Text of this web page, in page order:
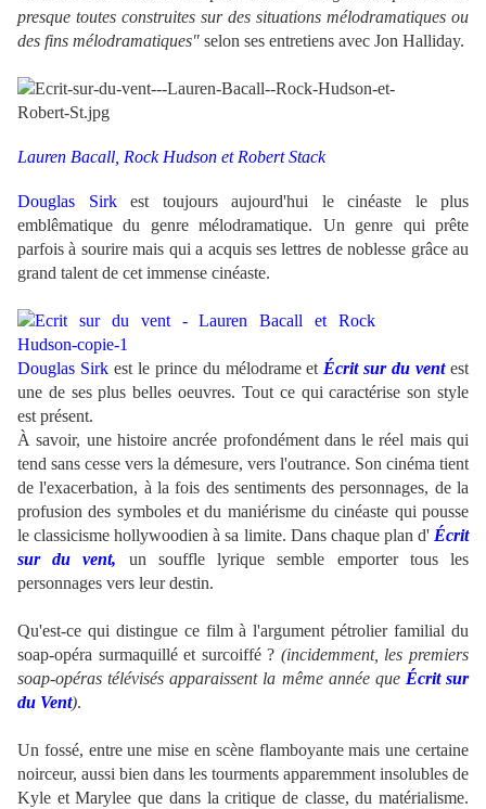
presque toutes construites sur des situations mélodramatiques ou
des fins mélodramatiques" selon ses entretiens avec Jon Halliday.
Lauren Bacall, Rock Hudson et Robert Stack
Douglas Sirkest toujours aujourd'hui le cinéaste le plus
emblêmatique du genre mélodramatique. Un genre qui prête
parfois à sourire mais qui a acquis ses lettres de noblesse grâce au
grand talent de cet immense cinéaste.
Douglas Sirk est le prince du mélodrame et Écrit sur du ventest
une de ses plus belles oeuvres. Tout ce qui caractérise son style
est présent.
À savoir, une histoire ancrée profondément dans le réel mais qui
tend sans cesse vers la démesure, vers l'outrance. Son cinéma tient
de l'exacerbation, à la fois des sentiments des personnages, de la
profusion des symboles et du maniérisme du cinéaste qui pousse
le classicisme hollywoodien à sa limite. Dans chaque plan d' Écrit
sur du vent, un souffle lyrique semble emporter tous les
personnages vers leur destin.
Qu'est-ce qui distingue ce film à l'argument pétrolier familial du
soap-opéra surmaquillé et surcoiffé ? (incidemment, les premiers
soap-opéras télévisés apparaissent la même année que Écrit sur
du Vent).
Un fossé, entre une mise en scène flamboyante mais une certaine
noirceur, aussi bien dans les tourments apparemment insolubles de
Kyle et Marylee que dans la critique de classe, du matérialisme.